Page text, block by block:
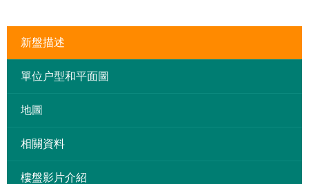
新盤描述
單位户型和平面圖
地圖
相關資料
樓盤影片介紹